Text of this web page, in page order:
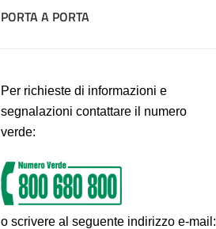
PORTA A PORTA
Per richieste di informazioni e
segnalazioni contattare il numero
verde:
o scrivere al seguente indirizzo e-mail: